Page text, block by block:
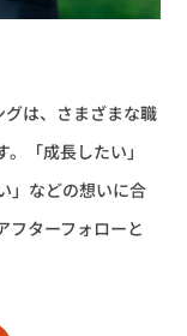
は、さまざまな職
「成長したい」
」などの想いに合
フターフォローと